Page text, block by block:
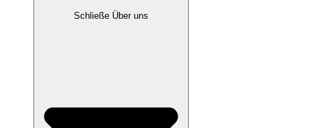
Schließe Über uns